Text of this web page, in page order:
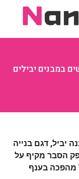
במבנים יבילים
יביל, דגם בנייה
הסבר מקיף על
מהפכה בענף